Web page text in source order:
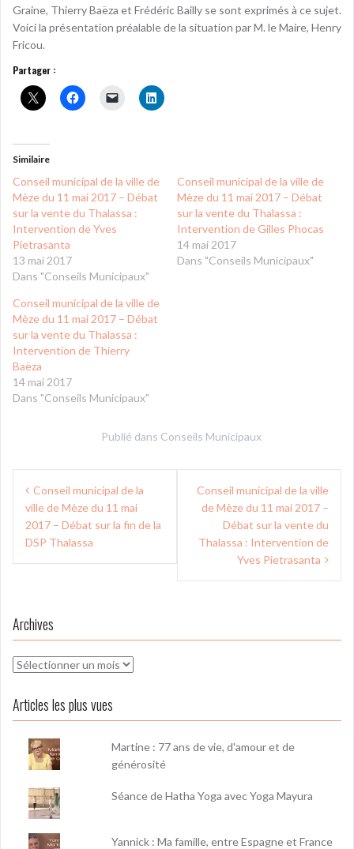
Graine, Thierry Baëza et Frédéric Bailly se sont exprimés à ce sujet.
Voici la présentation préalable de la situation par M. le Maire, Henry
Fricou.
Partager :
Similaire
Conseil municipal de la ville de
Mèze du 11 mai 2017 – Débat
sur la vente du Thalassa :
Intervention de Yves
Pietrasanta
13 mai 2017
Dans "Conseils Municipaux"
Conseil municipal de la ville de
Mèze du 11 mai 2017 – Débat
sur la vente du Thalassa :
Intervention de Gilles Phocas
14 mai 2017
Dans "Conseils Municipaux"
Conseil municipal de la ville de
Mèze du 11 mai 2017 – Débat
sur la vente du Thalassa :
Intervention de Thierry
Baëza
14 mai 2017
Dans "Conseils Municipaux"
Publié dans Conseils Municipaux
Navigation
de
l’article
Conseil municipal de la
ville de Mèze du 11 mai
2017 – Débat sur la fin de la
DSP Thalassa
Conseil municipal de la ville
de Mèze du 11 mai 2017 –
Débat sur la vente du
Thalassa : Intervention de
Yves Pietrasanta
Archives
Archives
Articles les plus vues
Martine : 77 ans de vie, d'amour et de
générosité
Séance de Hatha Yoga avec Yoga Mayura
Yannick : Ma famille, entre Espagne et France